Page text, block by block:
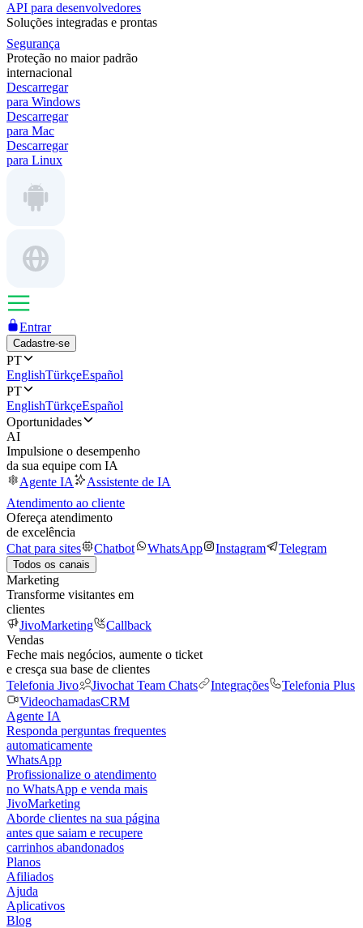
API para desenvolvedores
Soluções integradas e prontas
Segurança
Proteção no maior padrão
internacional
Descarregar
para Windows
Descarregar
para Mac
Descarregar
para Linux
Entrar
Cadastre-se
PT
EnglishTürkçeEspañol
PT
EnglishTürkçeEspañol
Oportunidades
AI
Impulsione o desempenho
da sua equipe com IA
Agente IA
Assistente de IA
Atendimento ao cliente
Ofereça atendimento
de excelência
Chat para sites
Chatbot WhatsApp Instagram Telegram
Todos os canais
Marketing
Transforme visitantes em
clientes
JivoMarketing
Callback
Vendas
Feche mais negócios, aumente o ticket
e cresça sua base de clientes
Telefonia Jivo
Jivochat Team Chats Integrações
Telefonia Plus
VideochamadasCRM
Agente IA
Responda perguntas frequentes
automaticamente
WhatsApp
Profissionalize o atendimento
no WhatsApp e venda mais
JivoMarketing
Aborde clientes na sua página
antes que saiam e recupere
carrinhos abandonados
Planos
Afiliados
Ajuda
Aplicativos
Blog